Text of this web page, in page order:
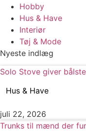
Hobby
Hus & Have
Interiør
Tøj & Mode
Nyeste indlæg
Solo Stove giver
Hus & Have
juli 22, 2026
Trunks til mænd der